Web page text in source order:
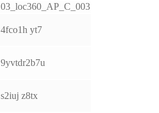
03_loc360_AP_C_003
4fco1h yt7
9yvtdr2b7u
s2iuj z8tx